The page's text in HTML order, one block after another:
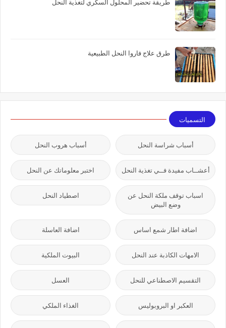
طريقة تحضير المحلول السكري لتغذية النحل
طرق علاج فاروا النحل الطبيعية
التسميات
أسباب شراسة النحل أسباب هروب النحل
أعشــاب مفيدة فــي تغذية النحل اختبر معلوماتك عن النحل
اسباب توقف ملكة النحل عن
وضع البيض
اصطياد النحل
اضافة اطار شمع اساس اضافة العاسلة
الامهات الكاذبة عند النحل البيوت الملكية
التقسيم الاصطناعي للنحل العسل
العكبر او البروبوليس الغذاء الملكي